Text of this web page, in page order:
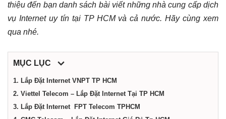
điểm,
vụ
tại
thiệu đến bạn danh sách bài viết những nhà cung cấp dịch
vụ Internet uy tín tại TP HCM và cả nước. Hãy cùng xem
qua nhé.
MỤC LỤC
1. Lắp Đặt Internet VNPT TP HCM
2. Viettel Telecom – Lắp Đặt Internet Tại TP HCM
3. Lắp Đặt Internet FPT Telecom TPHCM